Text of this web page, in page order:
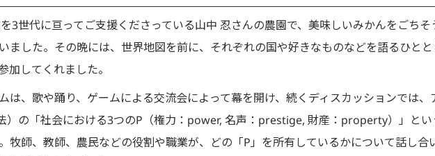
3世代に亘ってご支援くださっている山中 忍さんの農園で、美味しいみかんをごちそ
ました。その晩には、世界地図を前に、それぞれの国や好きなものなどを語るひと
加してくれました。
は、歌や踊り、ゲームによる交流会によって幕を開け、続くディスカッションでは、
）の「社会における3つのP（権力：power, 名声：prestige, 財産：property）」と
牧師、教師、農民などの役割や職業が、どの「P」を所有しているかについて話し